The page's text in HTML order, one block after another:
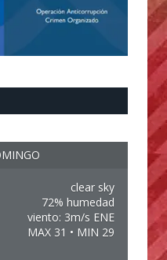
clear sky
72% humedad
viento: 3m/s ENE
MAX 31 • MIN 29